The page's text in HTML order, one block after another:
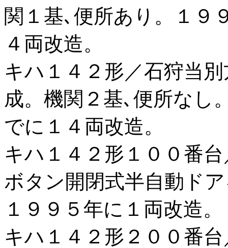
関１基､便所あり。１９
４両改造。
キハ１４２形／石狩当
成。機関２基､便所なし
でに１４両改造。
キハ１４２形１００番
ボタン開閉式半自動ド
１９９５年に１両改造。
キハ１４２形２００番